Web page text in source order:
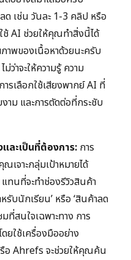
ด เช่น วันละ 1-3 คลิป หรือ
AI ช่วยให้คุณทำสิ่งนี้ได้
พของเนื้อหาด้วยนะครับ
าจะให้ความรู้ ความ
รเลือกใช้เสียงพากย์ AI ที่
าม และการตัดต่อที่กระชับ
และเป็นที่ต้องการ: การ
เจาะกลุ่มเป้าหมายได้
ทนที่จะทำช่องรีวิวสินค้า
รับนักเรียน’ หรือ ‘สินค้าลด
ที่สนใจเฉพาะทาง การ
ยใช้เครื่องมืออย่าง
Ahrefs จะช่วยให้คุณค้น